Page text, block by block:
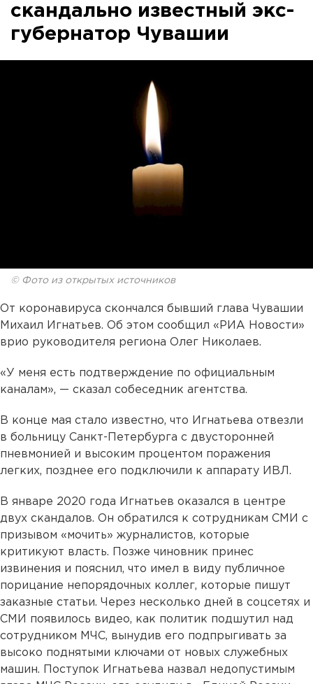
скандально известный экс-
губернатор Чувашии
© Фото из открытых источников
От коронавируса скончался бывший глава Чувашии
Михаил Игнатьев. Об этом сообщил «РИА Новости»
врио руководителя региона Олег Николаев.
«У меня есть подтверждение по официальным
каналам», — сказал собеседник агентства.
В конце мая стало известно, что Игнатьева отвезли
в больницу Санкт-Петербурга с двусторонней
пневмонией и высоким процентом поражения
легких, позднее его подключили к аппарату ИВЛ.
В январе 2020 года Игнатьев оказался в центре
двух скандалов. Он обратился к сотрудникам СМИ с
призывом «мочить» журналистов, которые
критикуют власть. Позже чиновник принес
извинения и пояснил, что имел в виду публичное
порицание непорядочных коллег, которые пишут
заказные статьи. Через несколько дней в соцсетях и
СМИ появилось видео, как политик подшутил над
сотрудником МЧС, вынудив его подпрыгивать за
высоко поднятыми ключами от новых служебных
машин. Поступок Игнатьева назвал недопустимым